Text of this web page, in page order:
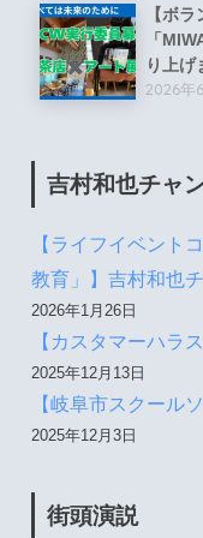
【ボ
「
り上げ
2026年
吉村和也チャ
【ライフイベント
教育」】吉村和也
2026年1月26日
【カスタマーハラ
2025年12月13日
【岐阜市スクール
2025年12月3日
街頭演説